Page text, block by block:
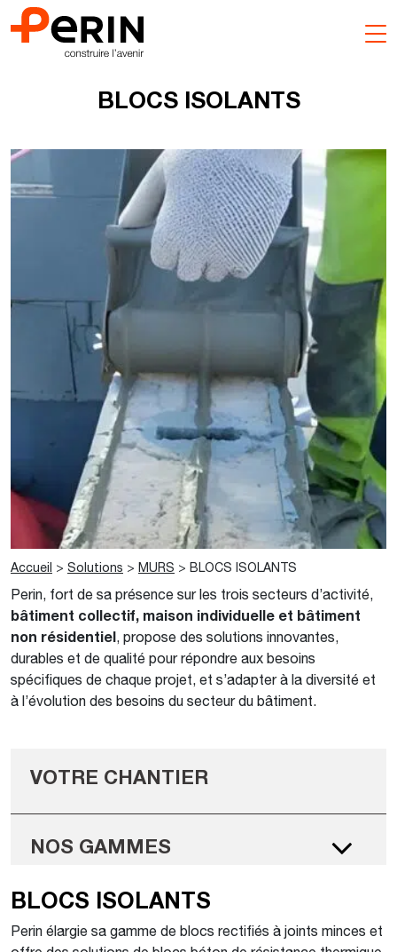
Aller
au
BLOCS ISOLANTS
Accueil > Solutions > MURS > BLOCS ISOLANTS
Perin, fort de sa présence sur les trois secteurs d’activité,
bâtiment collectif, maison individuelle et bâtiment
non résidentiel, propose des solutions innovantes,
durables et de qualité pour répondre aux besoins
spécifiques de chaque projet, et s’adapter à la diversité et
à l’évolution des besoins du secteur du bâtiment.
VOTRE CHANTIER
NOS GAMMES
BLOCS ISOLANTS
Perin élargie sa gamme de blocs rectifiés à joints minces et